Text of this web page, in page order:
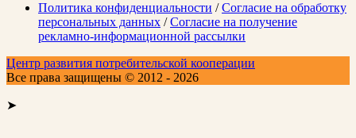
Политика конфиденциальности /Согласие на обработку
персональных данных /Согласие на получение
рекламно-информационной рассылки
Центр развития потребительской кооперации
Все права защищены © 2012 - 2026
➤